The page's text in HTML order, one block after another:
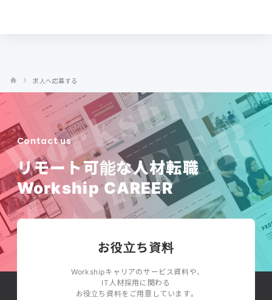
求人へ応募する
Contact us
リモート可能な人材転職
Workship CAREER
お役立ち資料
Workshipキャリアのサービス資料や、
IT人材採用に関わる
お役立ち資料をご用意しています。